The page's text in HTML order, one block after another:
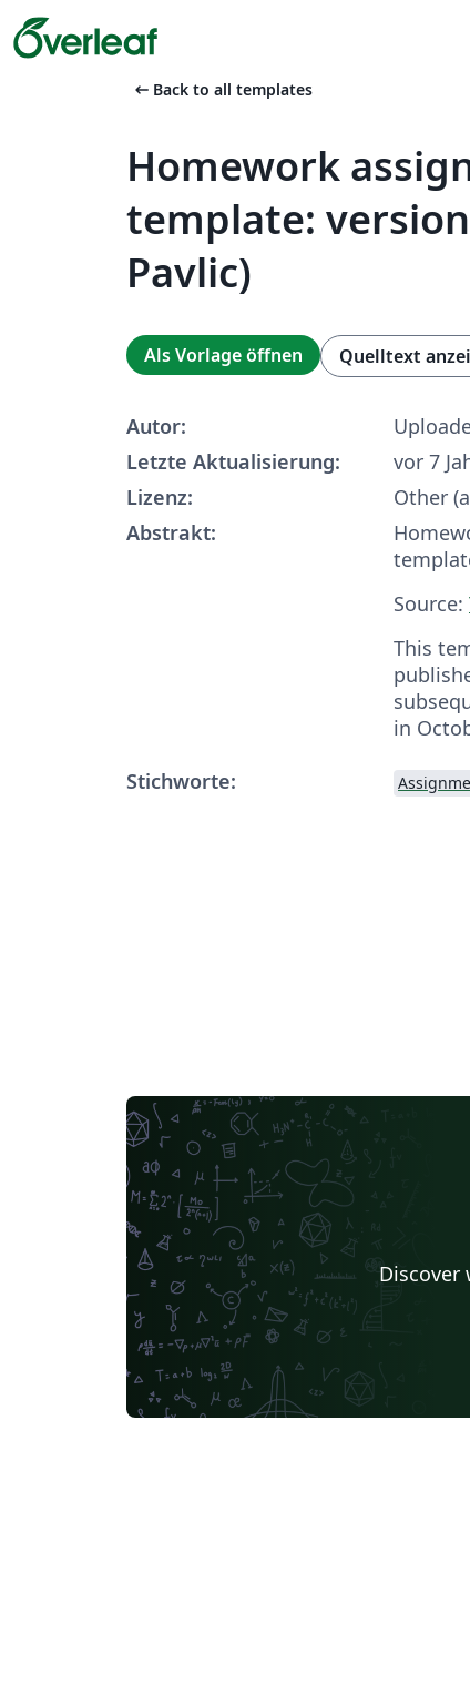
arrow_left_alt Back to all templates
Homework
template: version
Pavlic)
Als Vorlage öffnen Quelltext
Autor:
Letzte Aktualisierung:
vor 7
Lizenz:
Other
Abstrakt:
Source:
This
in
Stichworte: